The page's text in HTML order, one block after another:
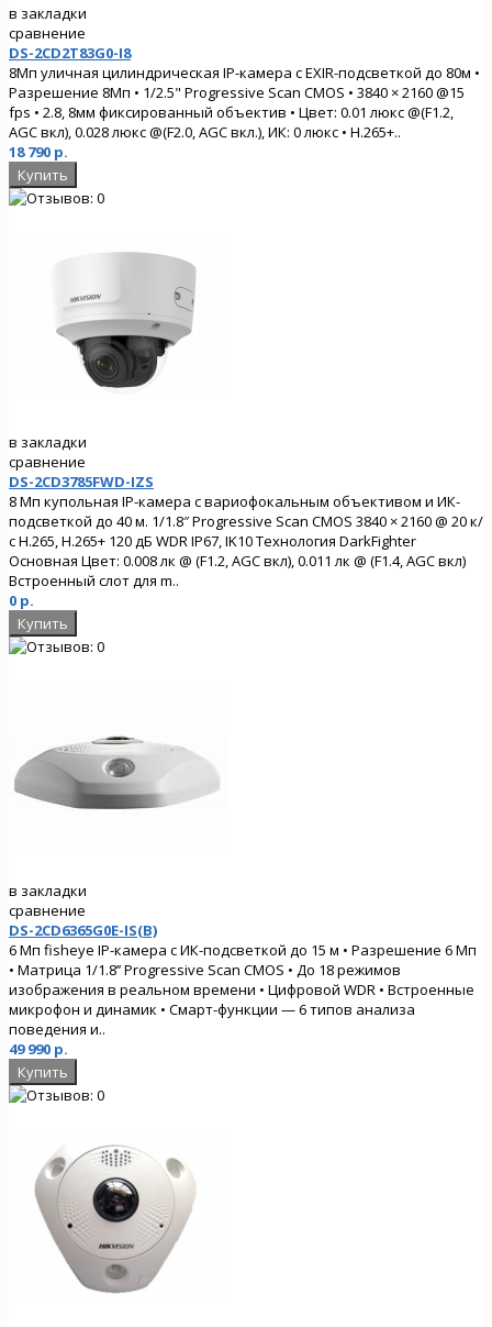
в закладки
сравнение
DS-2CD2T83G0-I8
8Мп уличная цилиндрическая IP-камера с EXIR-подсветкой до 80м •
Разрешение 8Мп • 1/2.5" Progressive Scan CMOS • 3840 × 2160 @15
fps • 2.8, 8мм фиксированный объектив • Цвет: 0.01 люкс @(F1.2,
AGC вкл), 0.028 люкс @(F2.0, AGC вкл.), ИК: 0 люкс • H.265+..
18 790 р.
в закладки
сравнение
DS-2CD3785FWD-IZS
8 Мп купольная IP-камера с вариофокальным объективом и ИК-
подсветкой до 40 м. 1/1.8″ Progressive Scan CMOS 3840 × 2160 @ 20 к/
с H.265, H.265+ 120 дБ WDR IP67, IK10 Технология DarkFighter
Основная Цвет: 0.008 лк @ (F1.2, AGC вкл), 0.011 лк @ (F1.4, AGC вкл)
Встроенный слот для m..
0 р.
в закладки
сравнение
DS-2CD6365G0E-IS(B)
6 Мп fisheye IP-камера с ИК-подсветкой до 15 м • Разрешение 6 Мп
• Матрица 1/1.8’’ Progressive Scan CMOS • До 18 режимов
изображения в реальном времени • Цифровой WDR • Встроенные
микрофон и динамик • Смарт-функции — 6 типов анализа
поведения и..
49 990 р.